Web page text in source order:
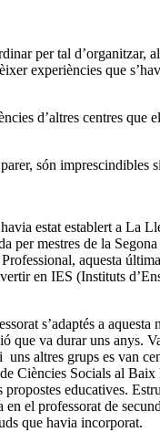
per tal d’organitzar,
experiències que
d’altres centres que
són imprescindibles
estat establert a La
per mestres de la
aquesta
en IES (Instituts
s’adaptés a
que va durar uns anys.
altres grups es van
Ciències Socials al
educatives.
el professorat de
que havia incorporat.